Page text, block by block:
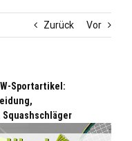
Zurück Vor
Sportartikel:
Squashschläger